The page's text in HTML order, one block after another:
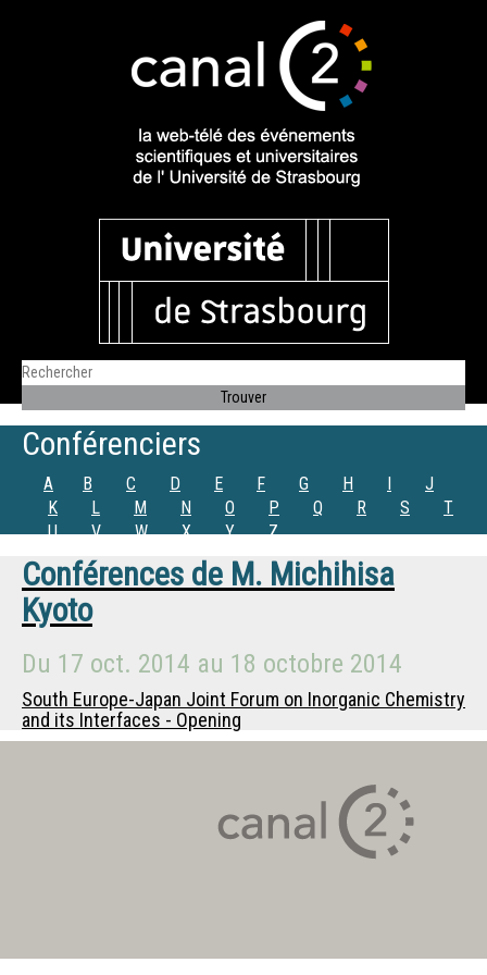
Conférenciers
A B C D E F G H I
J
K
L M N O P Q R S
T
U
V W X Y Z
Conférences de M. Michihisa
Kyoto
Du 17 oct. 2014 au 18 octobre 2014
South Europe-Japan Joint Forum on Inorganic Chemistry
and its Interfaces - Opening